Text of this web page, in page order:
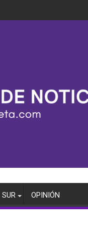
OPINIÓN